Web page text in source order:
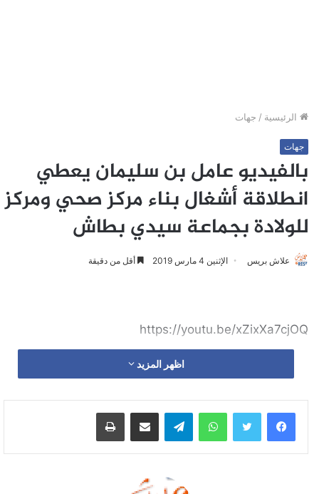
الرئيسية / جهات
جهات
بالفيديو عامل بن سليمان يعطي
انطلاقة أشغال بناء مركز صحي ومركز
للولادة بجماعة سيدي بطاش
علاش بريس الإثنين 4 مارس 2019 أقل من دقيقة
https://youtu.be/xZixXa7cjOQ
اظهر المزيد
واتساب تيلقرام مشاركة عبر البريد طباعة